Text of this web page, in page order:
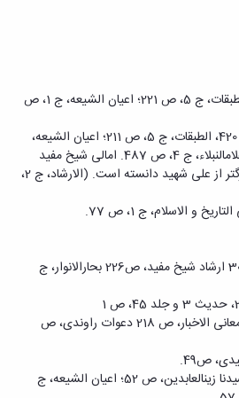
[1] الارشاد، ج 2، ص 138؛ الطبقات، ج 5، ص 221؛ اعیان الشیعه، ج 1، ص
[2] قاموس الرجال، ج 7، ص 420، الطبقات، ج 5، ص 211؛ اعیان الشیعه،
ج 1، ص 629 و 635؛ سیر اعلامالنبلاء، ج 4، ص 487. امالی شیخ مفید
امام سجاد علیه السلام را بزرگتر از علی شهید دانسته است. (الارشاد، ج 2،
[6] تاریخ طبری، ج 3، ص 309 ارشاد شیخ مفید، ص226 بحارالانوار، ج
[8] بحارالانوار،ج 45،ص54 معانی الاخبار، ص 218 دعوات راوندی، ص
. [10] الارشاد، ج 2، ص 91؛ سیدنا زین‏العابدین، ص 52؛ اعیان الشیعه، ج